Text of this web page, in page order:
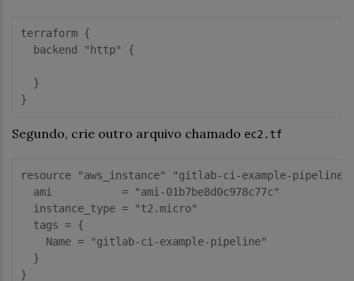
terraform {
backend
"http" {
  }
Segundo, crie outro arquivo chamado ec2.tf
resource "aws_instance" "gitlab-ci-example-pipeline"
ami
           =
"ami-01b7be8d0c978c77c"
instance_type =
"t2.micro"
tags = {
Name =
"gitlab-ci-example-pipeline"
  }